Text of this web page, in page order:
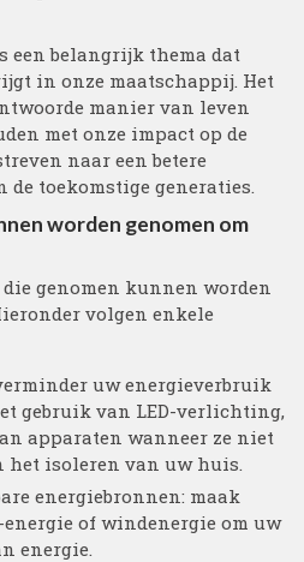
een belangrijk thema dat
in onze maatschappij. Het
manier van leven
met onze impact op de
naar een betere
de toekomstige generaties.
worden genomen om
genomen kunnen worden
volgen enkele
uw energieverbruik
gebruik van LED-verlichting,
apparaten wanneer ze niet
het isoleren van uw huis.
energiebronnen: maak
of windenergie om uw
energie.